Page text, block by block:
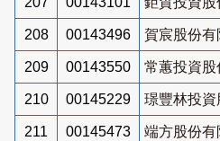
208 00143496 賀宸股份有
209 00143550 常蕙投資股
210 00145229 璟豐林投資
211 00145473 端方股份有